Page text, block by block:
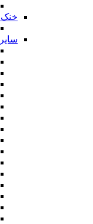
خنک
سایر